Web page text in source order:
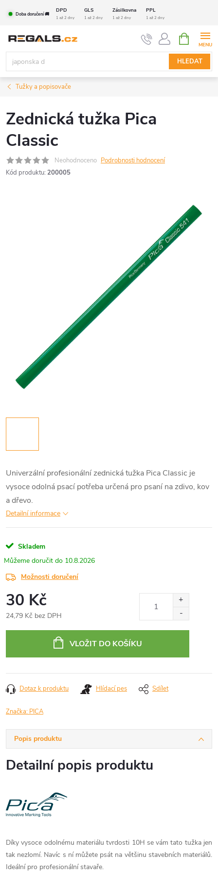
Doba doručení 🚚
DPD GLS Zásilkovna PPL
1 až 2 dny 1 až 2 dny 1 až 2 dny 1 až 2 dny
HLEDAT
NÁKUPNÍ
KOŠÍK
Tužky a popisovače
Zednická tužka Pica
Classic
Neohodnoceno Podrobnosti hodnocení
Kód produktu: 200005
Univerzální profesionální zednická tužka Pica Classic je
vysoce odolná psací potřeba určená pro psaní na zdivo, kov
a dřevo.
Detailní informace
Skladem
10.8.2026
Možnosti doručení
30 Kč
24,79 Kč bez DPH
VLOŽIT DO KOŠÍKU
Dotaz k produktu Hlídací pes Sdílet
Značka: PICA
Popis produktu
Detailní popis produktu
Díky vysoce odolnému materiálu tvrdosti 10H se vám tato tužka jen
tak nezlomí. Navíc s ní můžete psát na většinu stavebních materiálů.
Ideální pro profesionální stavaře.